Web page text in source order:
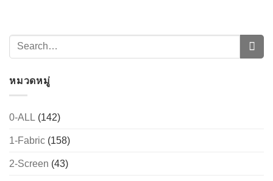
หมวดหมู่
0-ALL (142)
1-Fabric (158)
2-Screen (43)